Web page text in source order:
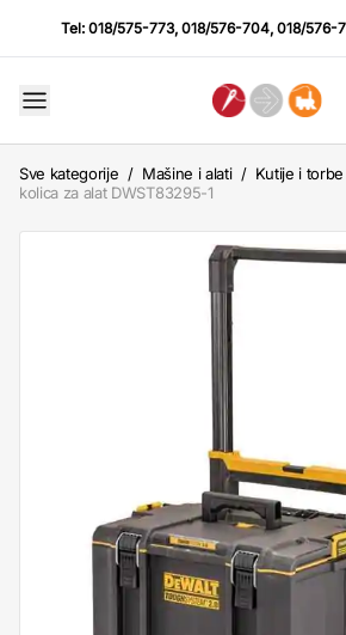
Tel:018/575-773,018/576-704,018/576-
Sve kategorije / Mašine i alati / Kutije i
kolica za alat DWST83295-1